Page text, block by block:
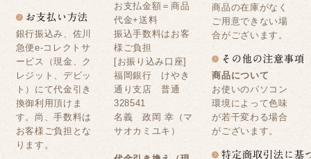
銀行振込み、佐川
急便e-コレクトサ
ービス（現金、ク
レジット、デビッ
ト）にて代金引き
換御利用頂けま
す。尚、手数料は
お客様ご負担とな
ります。
お支払金額＝商品
代金+送料
振込手数料はお客
様ご負担
[お振り込み口座]
福岡銀行 けやき
通り支店 普通
328541
名義 政岡 幸（マ
サオカミユキ）
商品の在庫がなく
ご用意できない場
合がございます。
商品について
お使いのパソコン
環境によって色味
が若干変わる場合
がございます。